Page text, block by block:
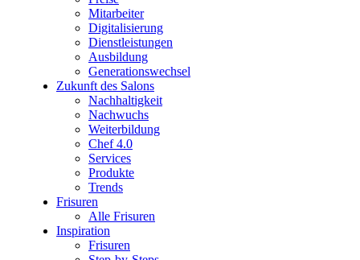
Mitarbeiter
Digitalisierung
Dienstleistungen
Ausbildung
Generationswechsel
Zukunft des Salons
Nachhaltigkeit
Nachwuchs
Weiterbildung
Chef 4.0
Services
Produkte
Trends
Frisuren
Alle Frisuren
Inspiration
Frisuren